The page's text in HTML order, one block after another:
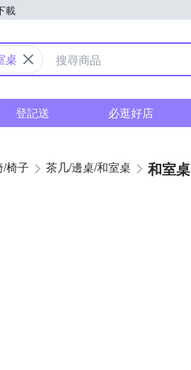
載
物中心
桌
登記送 必逛好店
椅子 茶几/邊桌/和室桌 和室桌